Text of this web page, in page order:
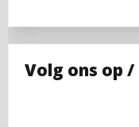
Volg ons op